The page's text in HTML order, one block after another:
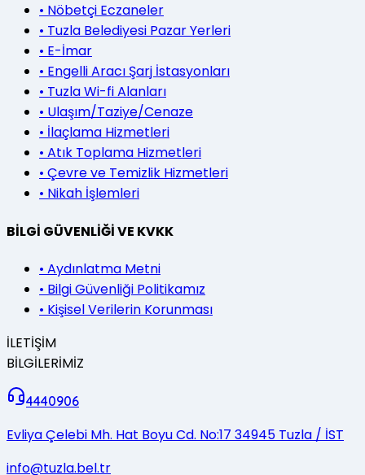
• Nöbetçi Eczaneler
• Tuzla Belediyesi Pazar Yerleri
• E-İmar
• Engelli Aracı Şarj İstasyonları
• Tuzla Wi-fi Alanları
• Ulaşım/Taziye/Cenaze
• İlaçlama Hizmetleri
• Atık Toplama Hizmetleri
• Çevre ve Temizlik Hizmetleri
• Nikah İşlemleri
BİLGİ GÜVENLİĞİ VE KVKK
• Aydınlatma Metni
• Bilgi Güvenliği Politikamız
• Kişisel Verilerin Korunması
İLETİŞİM
BİLGİLERİMİZ
4440906
Evliya Çelebi Mh. Hat Boyu Cd. No:17 34945 Tuzla / İST
info@tuzla.bel.tr